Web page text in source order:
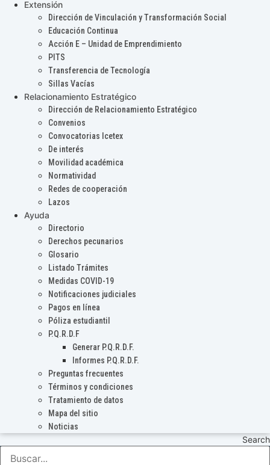
Extensión
Dirección de Vinculación y Transformación Social
Educación Continua
Acción E – Unidad de Emprendimiento
PITS
Transferencia de Tecnología
Sillas Vacías
Relacionamiento Estratégico
Dirección de Relacionamiento Estratégico
Convenios
Convocatorias Icetex
De interés
Movilidad académica
Normatividad
Redes de cooperación
Lazos
Ayuda
Directorio
Derechos pecunarios
Glosario
Listado Trámites
Medidas COVID-19
Notificaciones judiciales
Pagos en línea
Póliza estudiantil
P.Q.R.D.F
Generar P.Q.R.D.F.
Informes P.Q.R.D.F.
Preguntas frecuentes
Términos y condiciones
Tratamiento de datos
Mapa del sitio
Noticias
Search